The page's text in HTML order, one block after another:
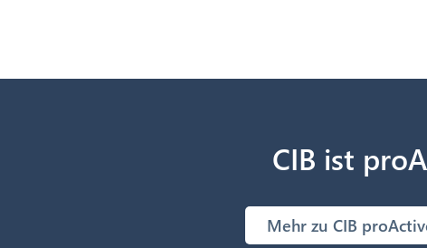
CIB ist
Mehr zu CIB